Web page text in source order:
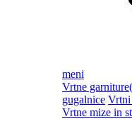
meni
Vrtne garniture
gugalnice Vrtni
Vrtne mize in